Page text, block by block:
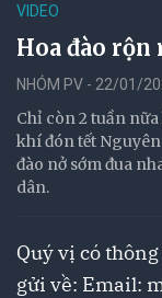
VIDEO
Hoa đào
NHÓM PV - 22/01/
Chỉ còn 2 tuần
khí đón tết
đào nở sớm đua
dân.
Quý vị có
gửi về: Email: